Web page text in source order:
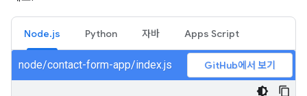
Node.js Python 자바 Apps Script
node/contact-form-app/index.js GitHub에서 보기